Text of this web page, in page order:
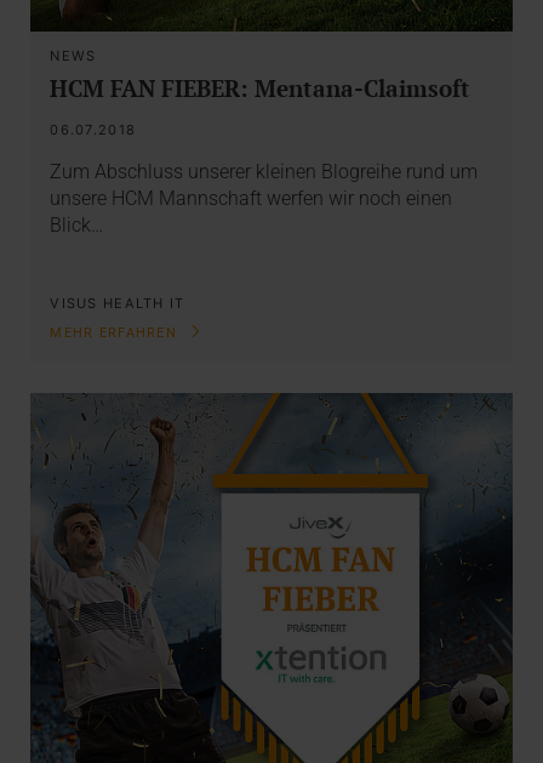
NEWS
HCM FAN FIEBER: Mentana-Claimsoft
06.07.2018
Zum Abschluss unserer kleinen Blogreihe rund um
unsere HCM Mannschaft werfen wir noch einen
Blick…
VISUS HEALTH IT
MEHR ERFAHREN